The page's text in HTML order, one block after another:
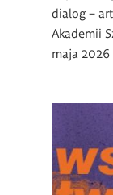
dialog –
Akademii
maja 2026